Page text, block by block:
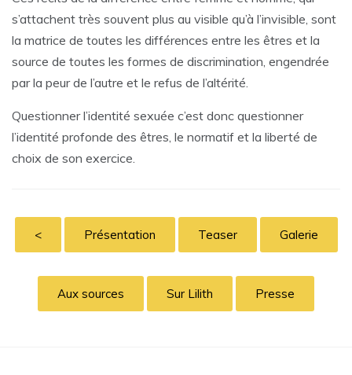
s’attachent très souvent plus au visible qu’à l’invisible, sont
la matrice de toutes les différences entre les êtres et la
source de toutes les formes de discrimination, engendrée
par la peur de l’autre et le refus de l’altérité.
Questionner l’identité sexuée c’est donc questionner
l’identité profonde des êtres, le normatif et la liberté de
choix de son exercice.
< Présentation Teaser Galerie
Aux sources Sur Lilith Presse